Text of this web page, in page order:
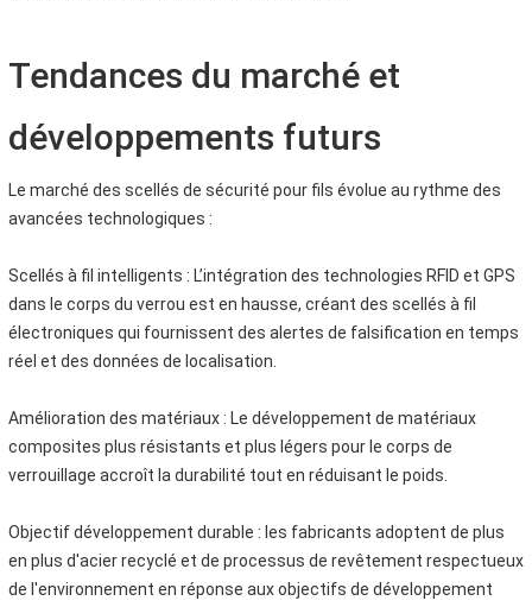
Tendances du marché et
développements futurs
Le marché des scellés de sécurité pour fils évolue au rythme des
avancées technologiques :
Scellés à fil intelligents : L’intégration des technologies RFID et GPS
dans le corps du verrou est en hausse, créant des scellés à fil
électroniques qui fournissent des alertes de falsification en temps
réel et des données de localisation.
Amélioration des matériaux : Le développement de matériaux
composites plus résistants et plus légers pour le corps de
verrouillage accroît la durabilité tout en réduisant le poids.
Objectif développement durable : les fabricants adoptent de plus
en plus d'acier recyclé et de processus de revêtement respectueux
de l'environnement en réponse aux objectifs de développement